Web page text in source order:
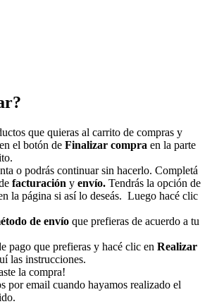
que quieras al carrito de compras y
el botón de Finalizar compra en la parte
o podrás continuar sin hacerlo. Completá
facturación y envío. Tendrás la opción de
la página si así lo deseás. Luego hacé clic
de envío que prefieras de acuerdo a tu
pago que prefieras y hacé clic en Realizar
las instrucciones.
la compra!
por email cuando hayamos realizado el